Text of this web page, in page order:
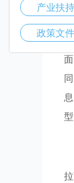
产业扶
政策文